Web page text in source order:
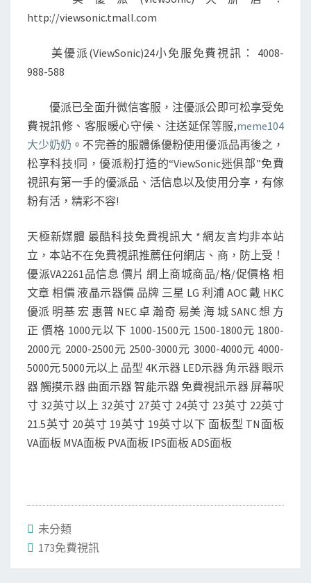
http://viewsonic.tmall.com
美優派(ViewSonic)24小免服免費視訊： 4008-
988-588
優派已全面升微信客服，注優派公即可松享受免
費視訊修、客服暖心守候、注送延保等服,meme104
大少奶奶 。不完善的服體係優粉使用優派品再後之，
松享科技!同，優派粉打造的“ViewSonic迷俱部”免費
視訊有第一手的優派品、活信息以及使用分享，有傢
粉有活，精彩不容!
天極新媒體 最酷科技免費視訊大 * 網友言均非本站
立，本站不在免費視訊推薦任何網店、商，防上受！
優派VA2261品信息 價片 網上商城商品/格/促價格 相
文章 相價 液晶示器價 品牌 三星 LG 利浦 AOC 戴 HKC
優派 明基 宏 惠普 NEC 卓 瀚奇 易美 海 城 SANC 想 方
正 價格 1000元以下 1000-1500元 1500-1800元 1800-
2000元 2000-2500元 2500-3000元 3000-4000元 4000-
5000元 5000元以上 品型 4K示器 LED示器 角示器 眼示
器 觸摸示器 曲面示器 智能示器 免費視訊示器 屏幕呎
寸 32英寸以上 32英寸 27英寸 24英寸 23英寸 22英寸
21.5英寸 20英寸 19英寸 19英寸以下 面板型 TN面板
VA面板 MVA面板 PVA面板 IPS面板 ADS面板
未分類
173免費視訊